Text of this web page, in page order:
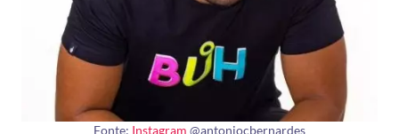
Fonte: Instagram @antoniocbernardes